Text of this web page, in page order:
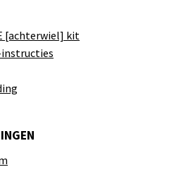
[achterwiel] kit